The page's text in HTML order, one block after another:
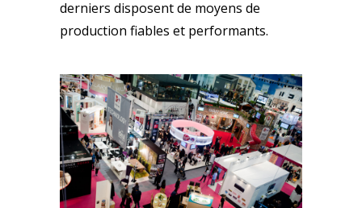
derniers disposent de moyens de
production fiables et performants.